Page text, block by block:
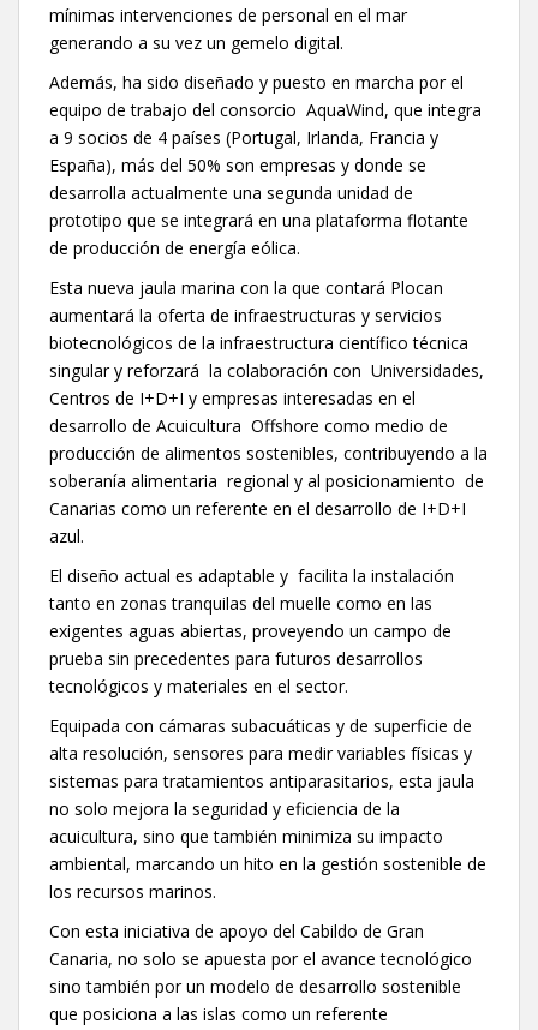
mínimas intervenciones de personal en el mar
generando a su vez un gemelo digital.
Además, ha sido diseñado y puesto en marcha por el
equipo de trabajo del consorcio AquaWind, que integra
a 9 socios de 4 países (Portugal, Irlanda, Francia y
España), más del 50% son empresas y donde se
desarrolla actualmente una segunda unidad de
prototipo que se integrará en una plataforma flotante
de producción de energía eólica.
Esta nueva jaula marina con la que contará Plocan
aumentará la oferta de infraestructuras y servicios
biotecnológicos de la infraestructura científico técnica
singular y reforzará la colaboración con Universidades,
Centros de I+D+I y empresas interesadas en el
desarrollo de Acuicultura Offshore como medio de
producción de alimentos sostenibles, contribuyendo a la
soberanía alimentaria regional y al posicionamiento de
Canarias como un referente en el desarrollo de I+D+I
azul.
El diseño actual es adaptable y facilita la instalación
tanto en zonas tranquilas del muelle como en las
exigentes aguas abiertas, proveyendo un campo de
prueba sin precedentes para futuros desarrollos
tecnológicos y materiales en el sector.
Equipada con cámaras subacuáticas y de superficie de
alta resolución, sensores para medir variables físicas y
sistemas para tratamientos antiparasitarios, esta jaula
no solo mejora la seguridad y eficiencia de la
acuicultura, sino que también minimiza su impacto
ambiental, marcando un hito en la gestión sostenible de
los recursos marinos.
Con esta iniciativa de apoyo del Cabildo de Gran
Canaria, no solo se apuesta por el avance tecnológico
sino también por un modelo de desarrollo sostenible
que posiciona a las islas como un referente